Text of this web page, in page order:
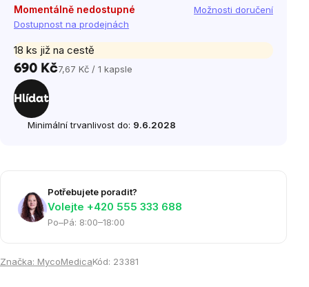
Momentálně nedostupné
Dostupnost na prodejnách
Možnosti doručení
18 ks již na cestě
690 KčMěrná
7,67 Kč / 1 kapsle
Hlídat
Minimální trvanlivost do: 9.6.2028
Potřebujete poradit?
Volejte ‭+420 555 333 688
Po–Pá: 8:00–18:00
Značka: MycoMedicaKód: 23381